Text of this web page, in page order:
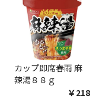
カップ即席春雨 麻
辣湯８８ｇ
￥218